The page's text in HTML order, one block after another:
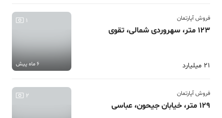
فروش آپارتمان
123 متر، سهروردی شمالی، تقوی
21 میلیارد
1
6 ماه پیش
فروش آپارتمان
129 متر، خیابان جیحون، عباسی
2